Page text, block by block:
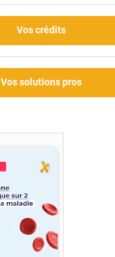
Vos crédits
Vos solutions pros